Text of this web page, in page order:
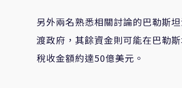
另外兩名熟悉相關討論的巴勒斯
渡政府，其餘資金則可能在巴勒
稅收金額約達50億美元。